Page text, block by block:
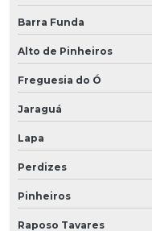
Barra Funda
Alto de Pinheiros
Freguesia do Ó
Jaraguá
Lapa
Perdizes
Pinheiros
Raposo Tavares